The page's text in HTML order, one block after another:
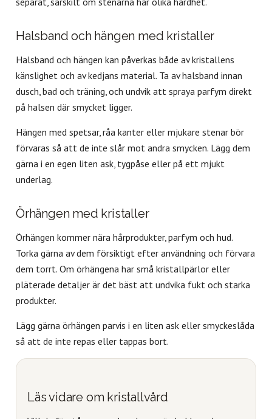
Halsband och hängen med kristaller
Halsband och hängen kan påverkas både av kristallens
känslighet och av kedjans material. Ta av halsband innan
dusch, bad och träning, och undvik att spraya parfym direkt
på halsen där smycket ligger.
Hängen med spetsar, råa kanter eller mjukare stenar bör
förvaras så att de inte slår mot andra smycken. Lägg dem
gärna i en egen liten ask, tygpåse eller på ett mjukt
underlag.
Örhängen med kristaller
Örhängen kommer nära hårprodukter, parfym och hud.
Torka gärna av dem försiktigt efter användning och förvara
dem torrt. Om örhängena har små kristallpärlor eller
pläterade detaljer är det bäst att undvika fukt och starka
produkter.
Lägg gärna örhängen parvis i en liten ask eller smyckeslåda
så att de inte repas eller tappas bort.
Läs vidare om kristallvård